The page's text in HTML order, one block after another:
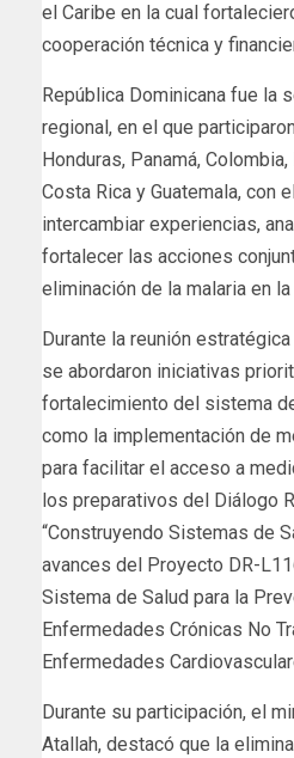
el Caribe en la cual
cooperación técnica y
República Dominicana fue la
regional, en el que
Honduras, Panamá,
Costa Rica y Guatemala, con
intercambiar experiencias,
fortalecer las acciones
eliminación de la malaria en la
Durante la reunión
se abordaron iniciativas
fortalecimiento del sistema
como la implementación de
para facilitar el acceso a
los preparativos del Diálogo
“Construyendo Sistemas de
avances del Proyecto DR-
Sistema de Salud para la
Enfermedades Crónicas No
Enfermedades
Durante su participación, el
Atallah, destacó que la